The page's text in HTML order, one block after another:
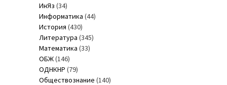
ИнЯз (34)
Информатика (44)
История (430)
Литература (345)
Математика (33)
ОБЖ(146)
ОДНКНР (79)
Обществознание (140)